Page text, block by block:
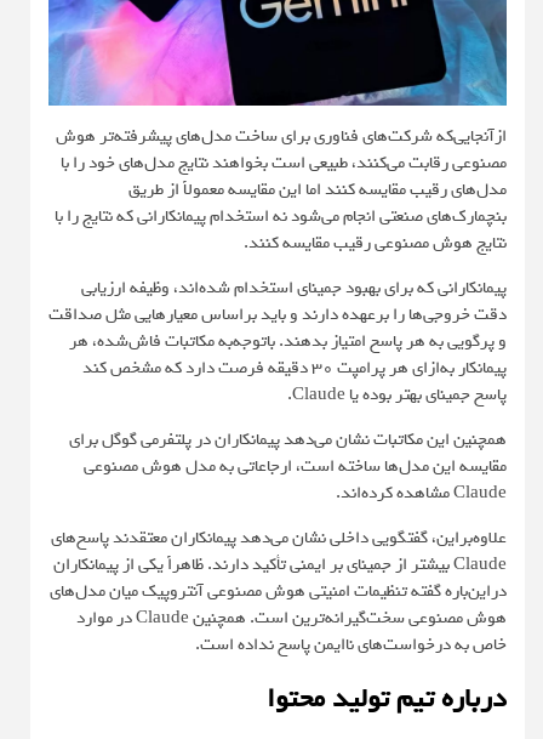
ازآنجایی‌که شرکت‌های فناوری برای ساخت مدل‌های پیشرفته‌تر هوش
مصنوعی رقابت می‌کنند، طبیعی است بخواهند نتایج مدل‌های خود را با
مدل‌های رقیب مقایسه کنند اما این مقایسه معمولاً از طریق
بنچمارک‌های صنعتی انجام می‌شود نه استخدام پیمانکارانی که نتایج را با
نتایج هوش مصنوعی رقیب مقایسه کنند.
پیمانکارانی که برای بهبود جمینای استخدام شده‌اند، وظیفه ارزیابی
دقت خروجی‌ها را برعهده دارند و باید براساس معیارهایی مثل صداقت
و پرگویی به هر پاسخ امتیاز بدهند. باتوجه‌به مکاتبات فاش‌شده، هر
پیمانکار به‌ازای هر پرامپت ۳۰ دقیقه فرصت دارد که مشخص کند
پاسخ جمینای بهتر بوده یا Claude.
همچنین این مکاتبات نشان می‌دهد پیمانکاران در پلتفرمی گوگل برای
مقایسه این مدل‌ها ساخته است، ارجاعاتی به مدل هوش مصنوعی
Claude مشاهده کرده‌اند.
علاوه‌براین، گفتگویی داخلی نشان می‌دهد پیمانکاران معتقدند پاسخ‌های
Claude بیشتر از جمینای بر ایمنی تأکید دارند. ظاهراً یکی از پیمانکاران
دراین‌باره گفته تنظیمات امنیتی هوش مصنوعی آنتروپیک میان مدل‌های
هوش مصنوعی سخت‌گیرانه‌ترین است. همچنین Claude در موارد
خاص به درخواست‌های ناایمن پاسخ نداده است.
درباره تیم تولید محتوا